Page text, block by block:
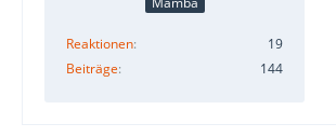
Reaktionen
19
Beiträge
144